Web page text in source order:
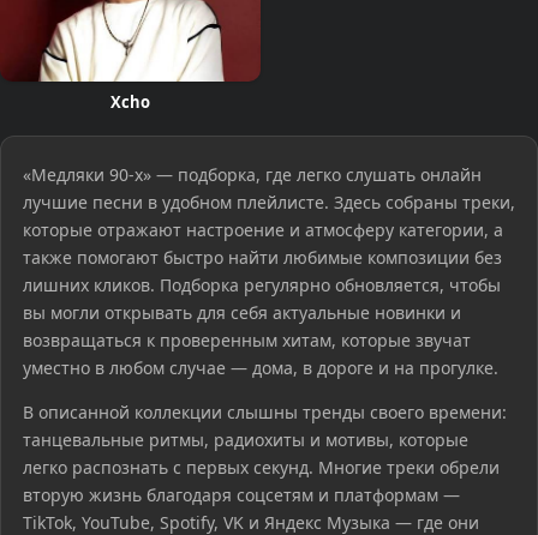
Xcho
«Медляки 90-х» — подборка, где легко слушать онлайн
лучшие песни в удобном плейлисте. Здесь собраны треки,
которые отражают настроение и атмосферу категории, а
также помогают быстро найти любимые композиции без
лишних кликов. Подборка регулярно обновляется, чтобы
вы могли открывать для себя актуальные новинки и
возвращаться к проверенным хитам, которые звучат
уместно в любом случае — дома, в дороге и на прогулке.
В описанной коллекции слышны тренды своего времени:
танцевальные ритмы, радиохиты и мотивы, которые
легко распознать с первых секунд. Многие треки обрели
вторую жизнь благодаря соцсетям и платформам —
TikTok, YouTube, Spotify, VK и Яндекс Музыка — где они